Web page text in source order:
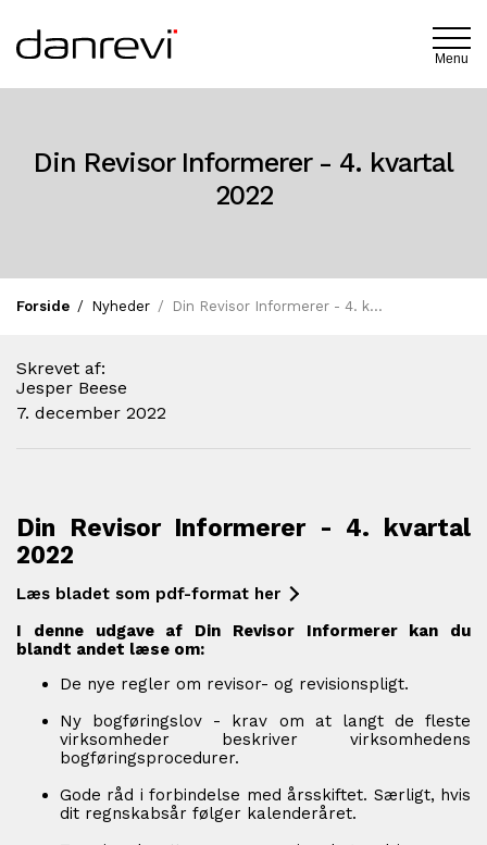
Menu
Din Revisor Informerer - 4. kvartal
2022
Forside Nyheder Din Revisor Informerer - 4. kvartal 2022
Skrevet af:
Jesper Beese
7. december 2022
Din Revisor Informerer - 4. kvartal
2022
Læs bladet som pdf-format her
I denne udgave af Din Revisor Informerer kan du
blandt andet læse om:
De nye regler om revisor- og revisionspligt.
Ny bogføringslov - krav om at langt de fleste
virksomheder beskriver virksomhedens
bogføringsprocedurer.
Gode råd i forbindelse med årsskiftet. Særligt, hvis
dit regnskabsår følger kalenderåret.